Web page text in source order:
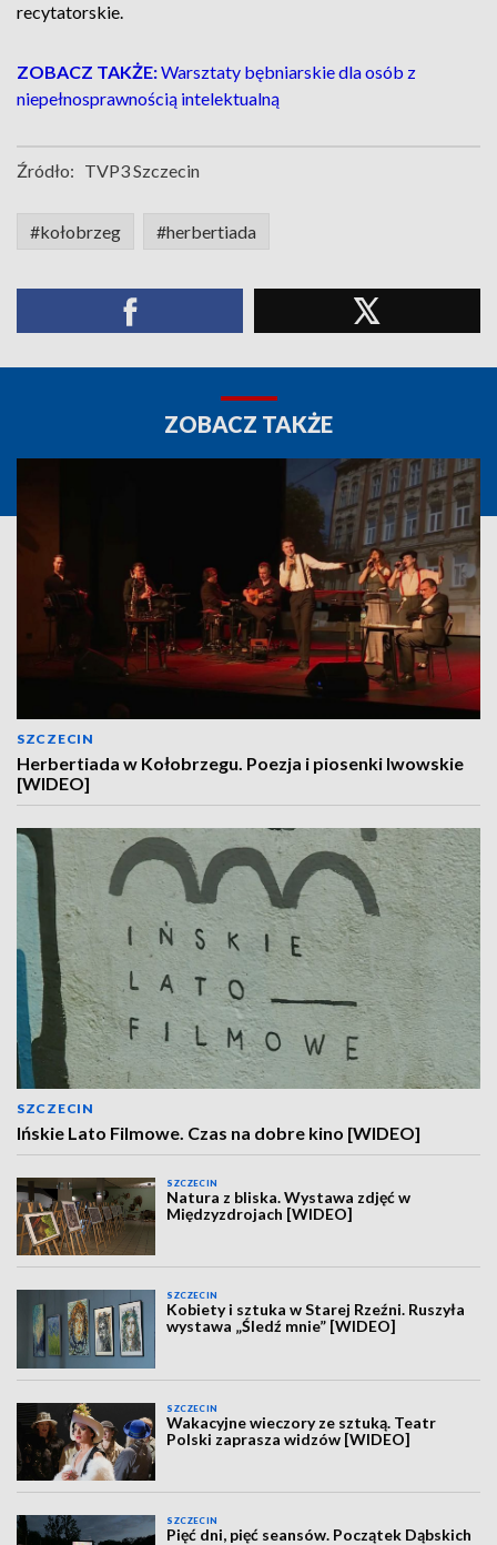
recytatorskie.
ZOBACZ TAKŻE:Warsztaty bębniarskie dla osób z
niepełnosprawnością intelektualną
Źródło: TVP3 Szczecin
#kołobrzeg #herbertiada
ZOBACZ TAKŻE
SZCZECIN
Herbertiada w Kołobrzegu. Poezja i piosenki lwowskie
[WIDEO]
SZCZECIN
Ińskie Lato Filmowe. Czas na dobre kino [WIDEO]
SZCZECIN
Natura z bliska. Wystawa zdjęć w
Międzyzdrojach [WIDEO]
SZCZECIN
Kobiety i sztuka w Starej Rzeźni. Ruszyła
wystawa „Śledź mnie” [WIDEO]
SZCZECIN
Wakacyjne wieczory ze sztuką. Teatr
Polski zaprasza widzów [WIDEO]
SZCZECIN
Pięć dni, pięć seansów. Początek Dąbskich